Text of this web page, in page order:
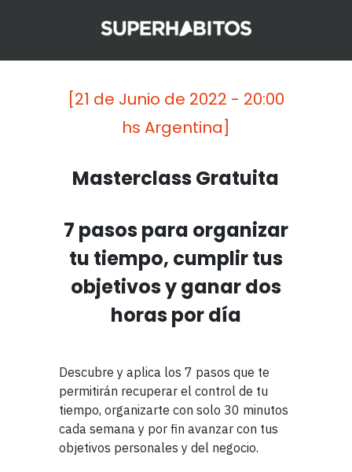
[21 de Junio de 2022 - 20:00
hs Argentina]
Masterclass Gratuita
7 pasos para organizar
tu tiempo, cumplir tus
objetivos y ganar dos
horas por día
Descubre y aplica los 7 pasos que te
permitirán recuperar el control de tu
tiempo, organizarte con solo 30 minutos
cada semana y por fin avanzar con tus
objetivos personales y del negocio.